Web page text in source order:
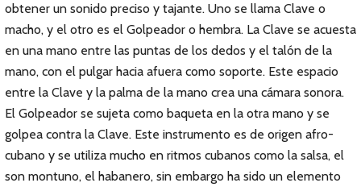
obtener un sonido preciso y tajante. Uno se llama Clave o
macho, y el otro es el Golpeador o hembra. La Clave se acuesta
en una mano entre las puntas de los dedos y el talón de la
mano, con el pulgar hacia afuera como soporte. Este espacio
entre la Clave y la palma de la mano crea una cámara sonora.
El Golpeador se sujeta como baqueta en la otra mano y se
golpea contra la Clave. Este instrumento es de origen afro-
cubano y se utiliza mucho en ritmos cubanos como la salsa, el
son montuno, el habanero, sin embargo ha sido un elemento